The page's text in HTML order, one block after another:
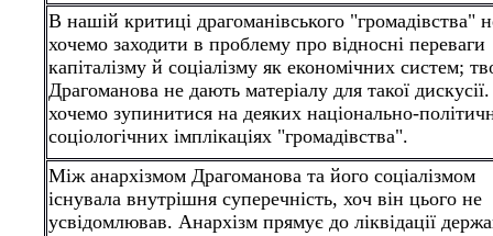
В нашій критиці драгоманівського "громадівства"
хочемо заходити в проблему про відносні переваги
капіталізму й соціалізму як економічних систем;
Драгоманова не дають матеріалу для такої
хочемо зупинитися на деяких національно-
соціологічних імплікаціях "громадівства".
Між анархізмом Драгоманова та його соціалізмом
існувала внутрішня суперечність, хоч він цього не
усвідомлював. Анархізм прямує до ліквідації